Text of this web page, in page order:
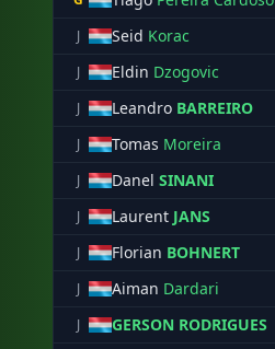
J Seid Korac
J Eldin Dzogovic
J Leandro BARREIRO
J Tomas Moreira
J
Danel SINANI
J
Laurent JANS
J
Florian BOHNERT
J
Aiman Dardari
J
GERSON RODRIGUES